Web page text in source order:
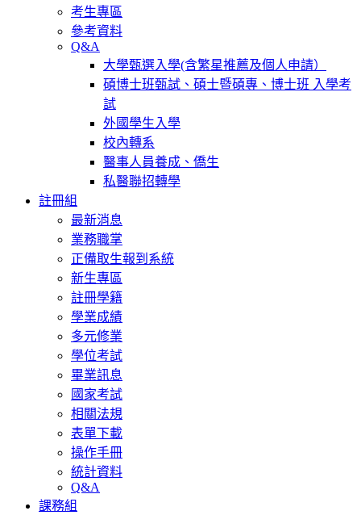
考生專區
參考資料
Q&A
大學甄選入學(含繁星推薦及個人申請）
碩博士班甄試、碩士暨碩專、博士班 入學考
試
外國學生入學
校內轉系
醫事人員養成、僑生
私醫聯招轉學
註冊組
最新消息
業務職掌
正備取生報到系統
新生專區
註冊學籍
學業成績
多元修業
學位考試
畢業訊息
國家考試
相關法規
表單下載
操作手冊
統計資料
Q&A
課務組